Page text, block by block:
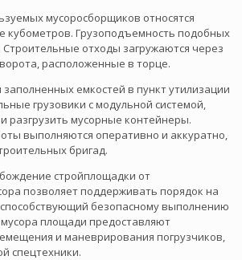
мусоросборщиков относятся
кубометров. Грузоподъемность подобных
отходы загружаются через
расположенные в торце.
емкостей в пункт утилизации
грузовики с модульной системой,
разгрузить мусорные контейнеры.
выполняются оперативно и аккуратно,
бригад.
стройплощадки от
позволяет поддерживать порядок на
безопасному выполнению
площади предоставляют
и маневрирования погрузчиков,
спецтехники.